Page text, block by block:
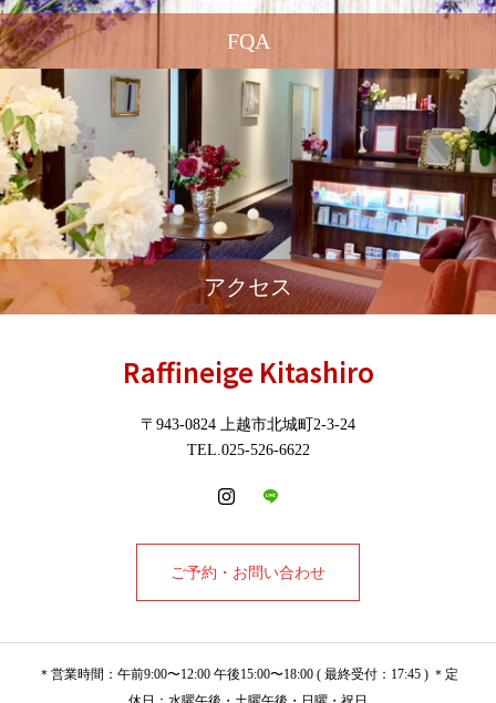
FQA
アクセス
Raffineige Kitashiro
〒943-0824 上越市北城町2-3-24
TEL.025-526-6622
ご予約・お問い合わせ
＊営業時間：午前9:00〜12:00 午後15:00〜18:00 ( 最終受付：17:45 ) ＊定